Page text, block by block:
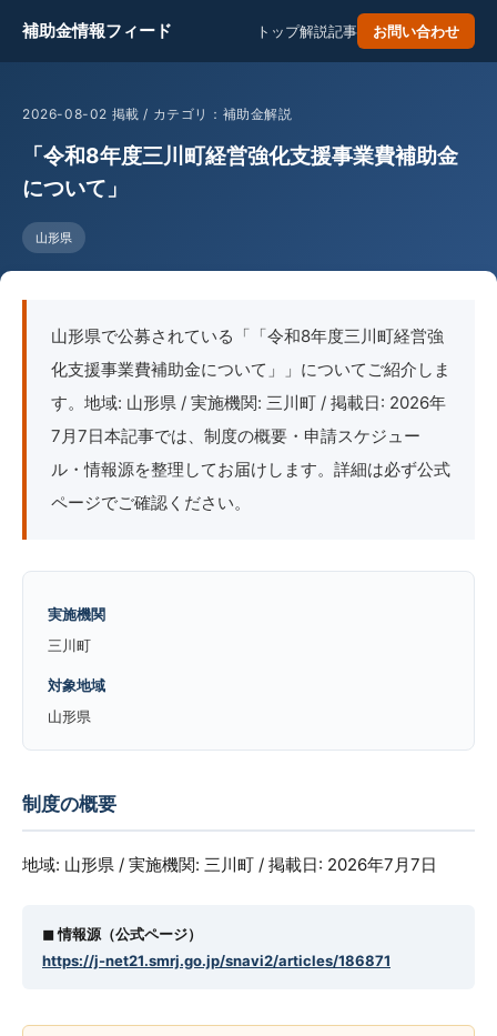
補助金情報フィード トップ解説記事 お問い合わせ
2026-08-02 掲載 / カテゴリ：補助金解説
「令和8年度三川町経営強化支援事業費補助金
について」
山形県
山形県で公募されている「「令和8年度三川町経営強
化支援事業費補助金について」」についてご紹介しま
す。地域: 山形県 / 実施機関: 三川町 / 掲載日: 2026年
7月7日本記事では、制度の概要・申請スケジュー
ル・情報源を整理してお届けします。詳細は必ず公式
ページでご確認ください。
実施機関
三川町
対象地域
山形県
制度の概要
地域: 山形県 / 実施機関: 三川町 / 掲載日: 2026年7月7日
◼︎ 情報源（公式ページ）
https://j-net21.smrj.go.jp/snavi2/articles/186871